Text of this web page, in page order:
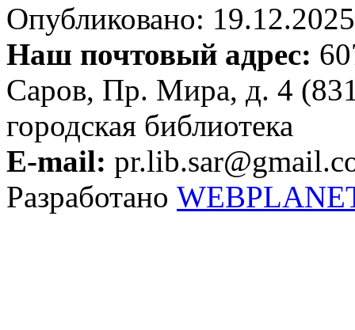
Опубликовано:
Наш почтовый адрес:
Саров, Пр. Мира, д. 4
городская библиотека
E-mail:
Разработано